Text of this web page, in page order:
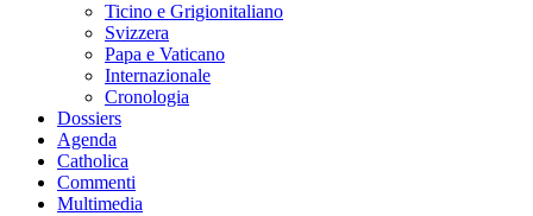
Ticino e Grigionitaliano
Svizzera
Papa e Vaticano
Internazionale
Cronologia
Dossiers
Agenda
Catholica
Commenti
Multimedia